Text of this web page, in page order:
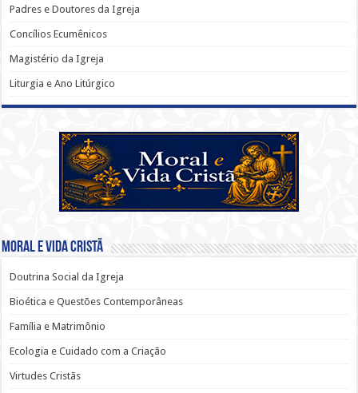
Padres e Doutores da Igreja
Concílios Ecumênicos
Magistério da Igreja
Liturgia e Ano Litúrgico
Moral e Vida Cristã
Doutrina Social da Igreja
Bioética e Questões Contemporâneas
Família e Matrimônio
Ecologia e Cuidado com a Criação
Virtudes Cristãs